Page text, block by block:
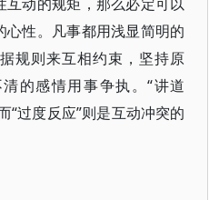
心性。凡事都用浅显简明的
规则来互相约束，坚持原
的感情用事争执。“讲道
“过度反应”则是互动冲突的